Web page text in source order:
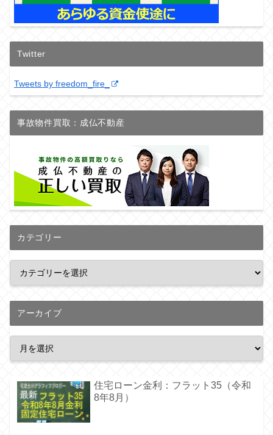
Twitter
Tweets by freedom_fire_
事故物件買取：成仏不動産
カテゴリー
アーカイブ
住宅ローン金利：フラット35（令和
8年8月）